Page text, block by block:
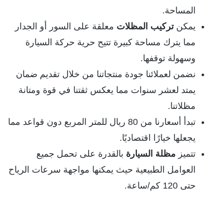
المساحة.
يمكن تركيب المظلات معلقة على السور أو الجدار
مما يترك مساحة كبيرة تتيح حرية حركة السيارة
وسهولة توقفها.
نضمن لعملائنا جودة منتجاتنا من خلال تقديم ضمان
يمتد لعشر سنوات مما يعكس ثقتنا في قوة ومتانة
مظلاتنا.
تبدأ أسعارنا من 80 ريال للمتر المربع دون قواعد مما
يجعلها خيارًا اقتصاديًا.
تتميز مظلة السيارة بالقدرة على تحمل جميع
العوامل الطبيعية حيث يمكنها مواجهة سرعات الرياح
حتى 120 كم/ساعة.